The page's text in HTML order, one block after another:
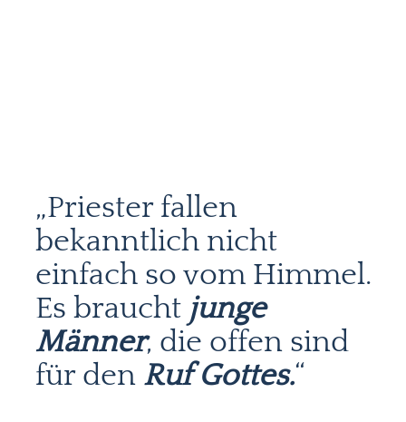
„Priester fallen
bekanntlich nicht
einfach so vom Himmel.
Es braucht junge
Männer, die offen sind
für den Ruf Gottes.“